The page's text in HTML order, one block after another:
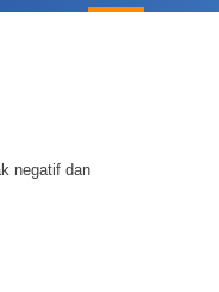
negatif dan